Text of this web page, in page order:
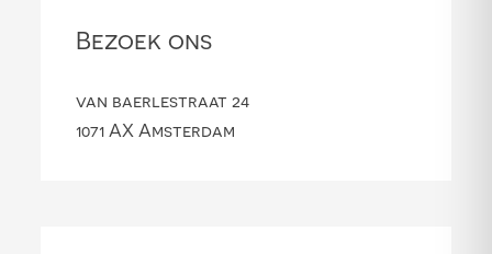
Bezoek ons
van baerlestraat 24
1071 AX Amsterdam